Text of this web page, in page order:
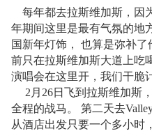
每年都去拉斯维加斯，因
年期间这里是最有气氛的地
国新年灯饰， 也算是弥补
前只在拉斯维加斯大道上吃
演唱会在这里开，我们干脆
2月26日飞到拉斯维加斯
全程的战马。 第二天去
从酒店出发只要一个多小时